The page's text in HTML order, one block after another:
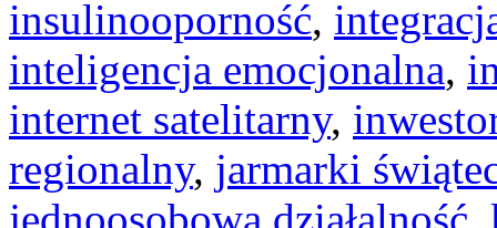
insulinooporność,
inteligencja emocjonalna,
internet satelitarny,
regionalny, jarmarki
jednoosobowa działalność